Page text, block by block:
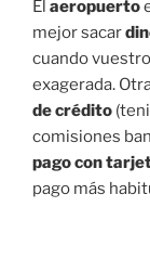
El aeropuerto
mejor sacar
cuando
exagerada.
de crédito
comisiones
pago con
pago más